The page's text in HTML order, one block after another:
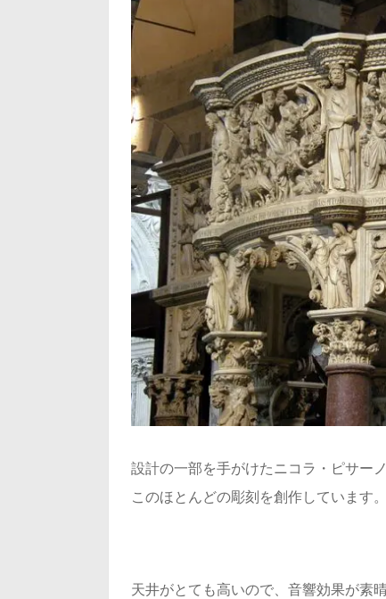
設計の一部を手がけたニコラ・ピサー
このほとんどの彫刻を創作しています。
天井がとても高いので、音響効果が素